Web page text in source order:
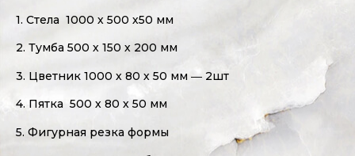
1. Стела 1000 х 500 х50 мм
2. Тумба 500 х 150 х 200 мм
3. Цветник 1000 х 80 х 50 мм ― 2шт
4. Пятка 500 х 80 х 50 мм
5. Фигурная резка формы